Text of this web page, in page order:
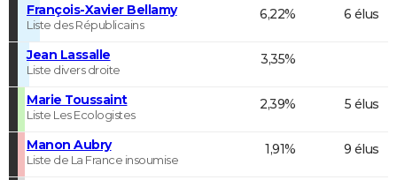
François-Xavier Bellamy
Liste des Républicains
6,22% 6 élus
Jean Lassalle
Liste divers droite
3,35%
Marie Toussaint
Liste Les Ecologistes
2,39% 5 élus
Manon Aubry
Liste de La France insoumise
1,91% 9 élus